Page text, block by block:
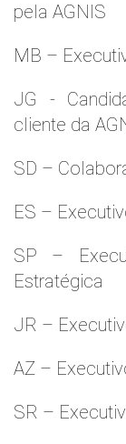
pela AGNIS
MB –
JG -
cliente da
SD –
ES –
SP –
Estratégica
JR –
AZ –
SR –